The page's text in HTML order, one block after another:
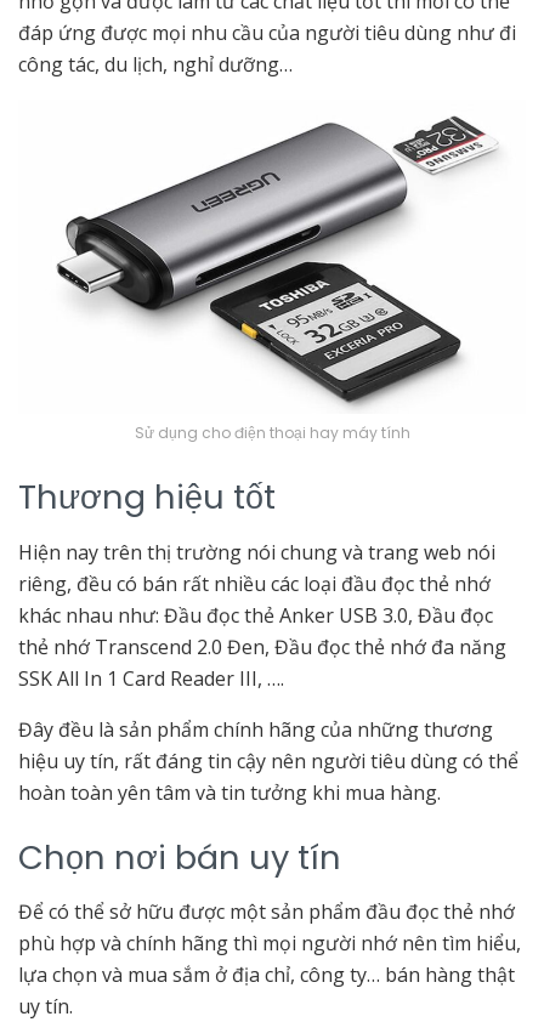
đáp ứng được mọi nhu cầu của người tiêu dùng như đi
công tác, du lịch, nghỉ dưỡng…
Sử dụng cho điện thoại hay máy tính
Thương hiệu tốt
Hiện nay trên thị trường nói chung và trang web nói
riêng, đều có bán rất nhiều các loại đầu đọc thẻ nhớ
khác nhau như: Đầu đọc thẻ Anker USB 3.0, Đầu đọc
thẻ nhớ Transcend 2.0 Đen, Đầu đọc thẻ nhớ đa năng
SSK All In 1 Card Reader III, ….
Đây đều là sản phẩm chính hãng của những thương
hiệu uy tín, rất đáng tin cậy nên người tiêu dùng có thể
hoàn toàn yên tâm và tin tưởng khi mua hàng.
Chọn nơi bán uy tín
Để có thể sở hữu được một sản phẩm đầu đọc thẻ nhớ
phù hợp và chính hãng thì mọi người nhớ nên tìm hiểu,
lựa chọn và mua sắm ở địa chỉ, công ty… bán hàng thật
uy tín.